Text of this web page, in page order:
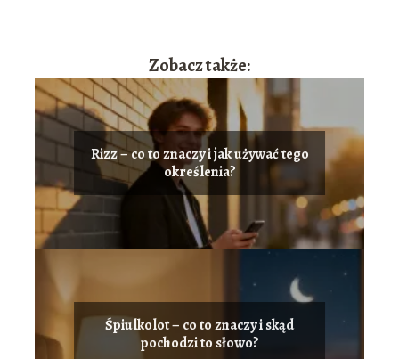
Zobacz także:
Rizz – co to znaczy i jak używać tego
określenia?
Śpiulkolot – co to znaczy i skąd
pochodzi to słowo?